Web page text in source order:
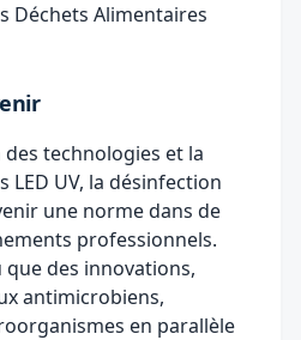
Déchets Alimentaires
technologies et la
LED UV, la désinfection
une norme dans de
professionnels.
que des innovations,
antimicrobiens,
en parallèle